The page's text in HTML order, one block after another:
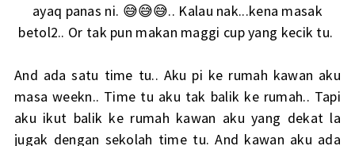
ayaq panas ni. 😅😅😅.. Kalau nak...kena masak
betol2.. Or tak pun makan maggi cup yang kecik tu.
And ada satu time tu.. Aku pi ke rumah kawan aku
masa weekn.. Time tu aku tak balik ke rumah.. Tapi
aku ikut balik ke rumah kawan aku yang dekat la
jugak dengan sekolah time tu. And kawan aku ada